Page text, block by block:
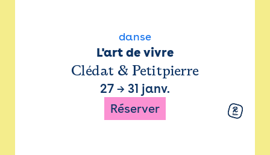
danse
L'art de vivre
Clédat & Petitpierre
27 → 31 janv.
Réserver